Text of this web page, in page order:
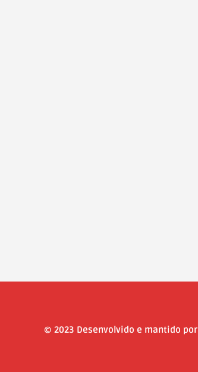
© 2023 Desenvolvido e mantido por